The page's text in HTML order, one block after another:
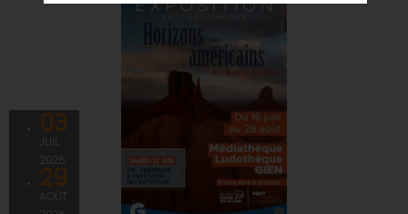
03
2026
29
AOÛT